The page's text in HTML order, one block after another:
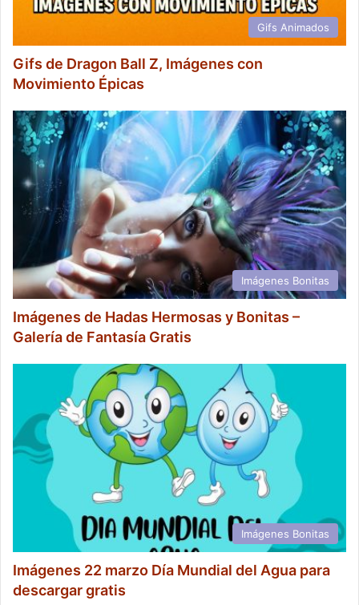
Gifs Animados
Gifs de Dragon Ball Z, Imágenes con
Movimiento Épicas
Imágenes Bonitas
Imágenes de Hadas Hermosas y Bonitas –
Galería de Fantasía Gratis
Imágenes Bonitas
Imágenes 22 marzo Día Mundial del Agua para
descargar gratis